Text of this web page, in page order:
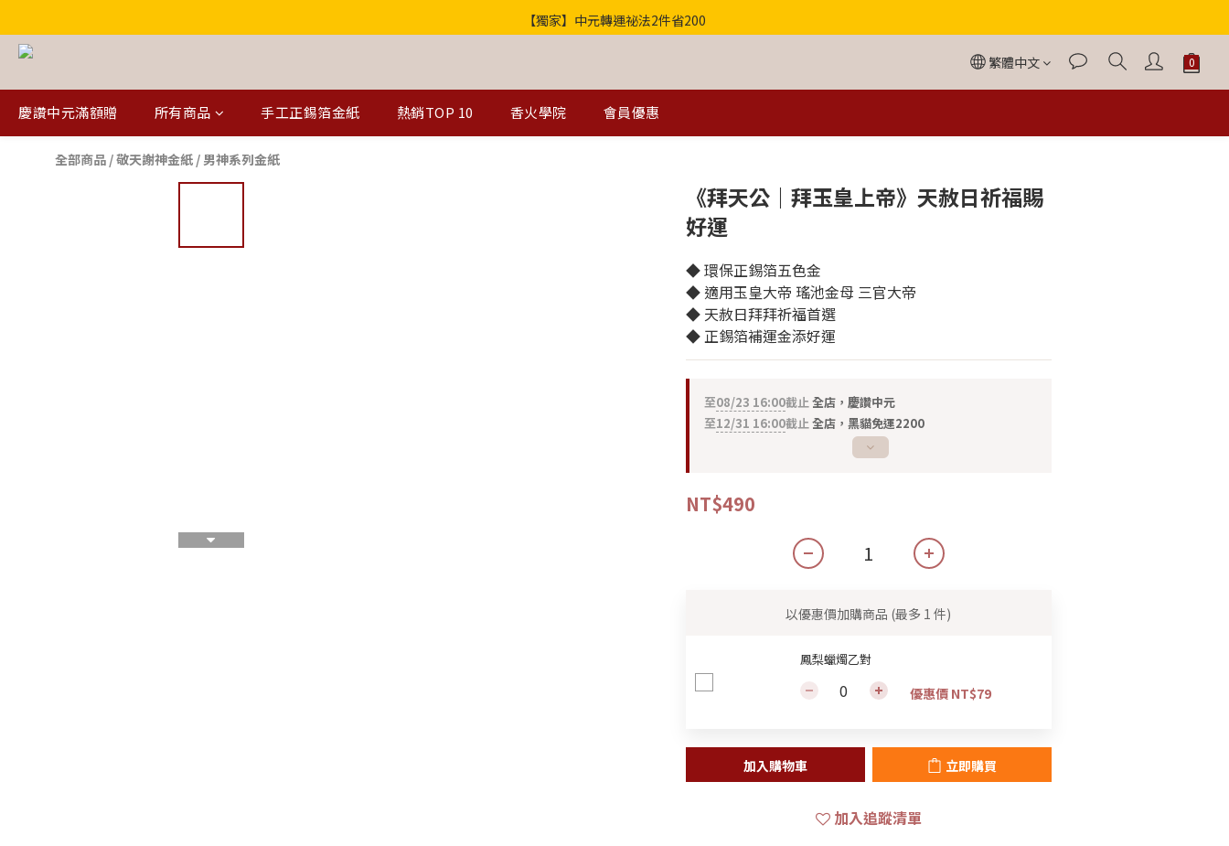
歡迎光臨！全店滿1000免運
【獨家】中元轉運祕法2件省200
繁體中文
慶讚中元滿額贈 所有商品 手工正錫箔金紙 熱銷TOP 10 香火學院 會員優惠
全部商品 /敬天謝神金紙 / 男神系列金紙
《拜天公｜拜玉皇上帝》天赦日祈福賜
好運
◆ 環保正錫箔五色金
◆ 適用玉皇大帝 瑤池金母 三官大帝
◆ 天赦日拜拜祈福首選
◆ 正錫箔補運金添好運
至08/23 16:00截止全店，慶讚中元
至12/31 16:00截止全店，黑貓免運2200
NT$490
以優惠價加購商品 (最多 1 件)
鳳梨蠟燭乙對
優惠價 NT$79
加入購物車 立即購買
加入追蹤清單